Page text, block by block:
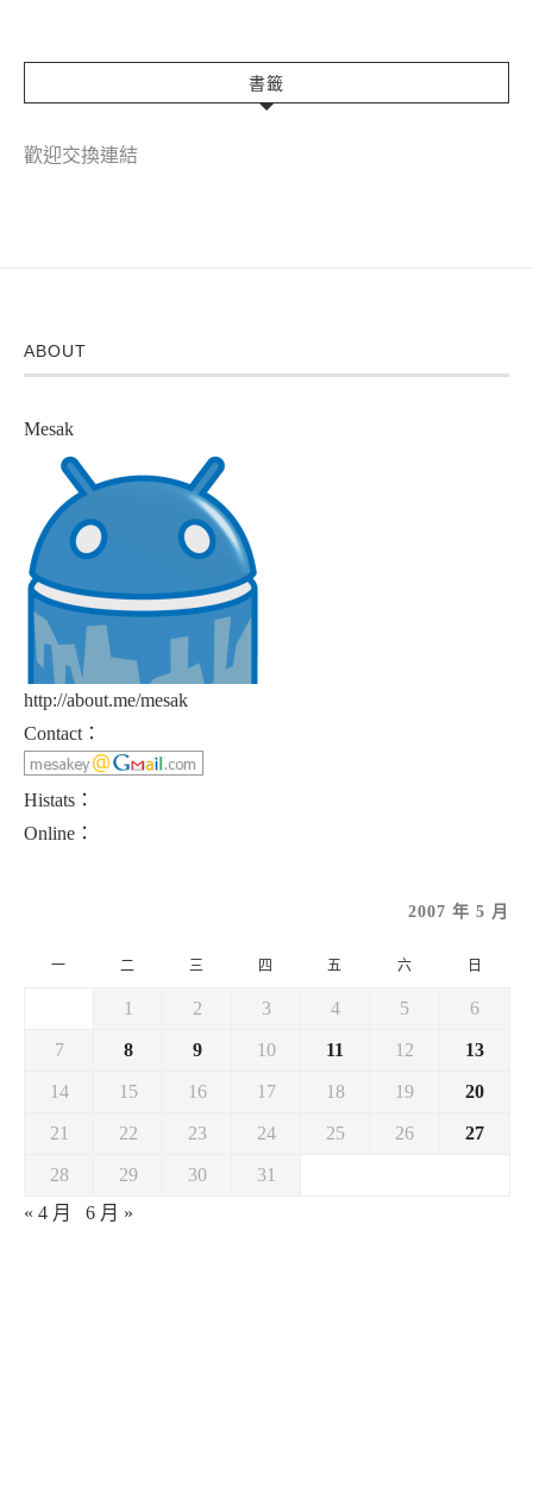
書籤
歡迎交換連結
ABOUT
Mesak
http://about.me/mesak
Contact：
Histats：
Online：
2007 年 5 月
一 二 三 四 五 六 日
1 2 3 4 5 6
7 8 9 10 11 12 13
14 15 16 17 18 19 20
21 22 23 24 25 26 27
28 29 30
31
« 4 月
6 月 »